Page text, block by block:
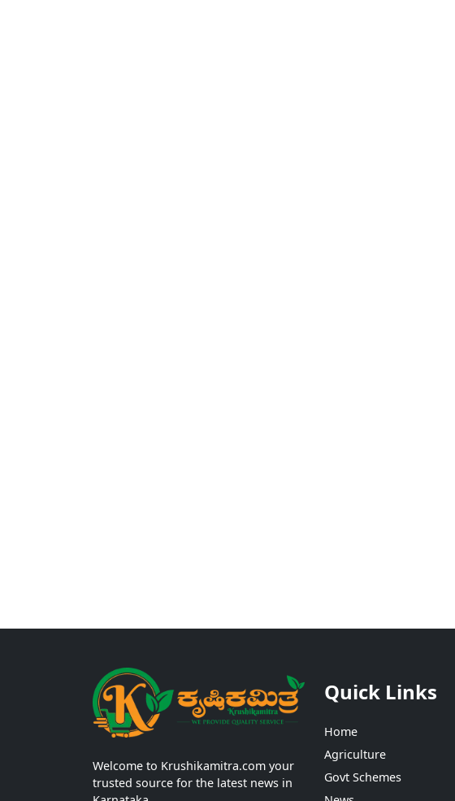
Welcome to Krushikamitra.com your
trusted source for the latest news in
Quick Links
Home
Agriculture
Govt Schemes